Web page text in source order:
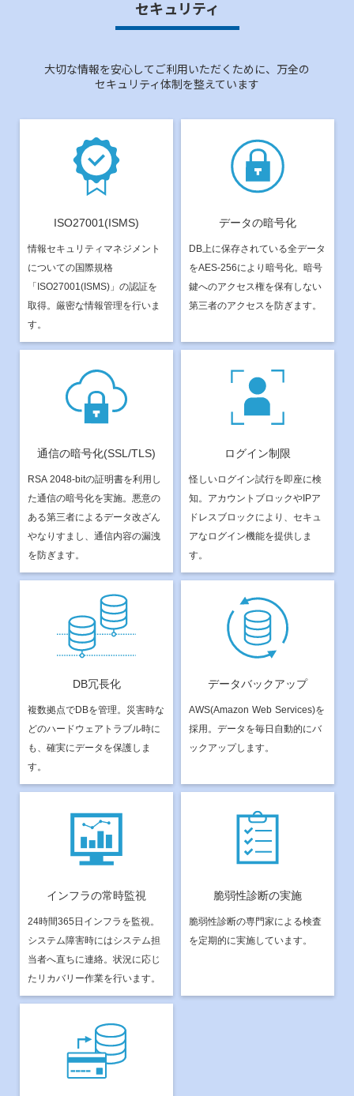
セキュリティ
大切な情報を安心してご利用いただくために、万全の
セキュリティ体制を整えています
ISO27001(ISMS)
情報セキュリティマネジメント
についての国際規格
「ISO27001(ISMS)」の認証を
取得。厳密な情報管理を行いま
す。
データの暗号化
DB上に保存されている全データ
をAES-256により暗号化。暗号
鍵へのアクセス権を保有しない
第三者のアクセスを防ぎます。
通信の暗号化(SSL/TLS)
RSA 2048-bitの証明書を利用し
た通信の暗号化を実施。悪意の
ある第三者によるデータ改ざん
やなりすまし、通信内容の漏洩
を防ぎます。
ログイン制限
怪しいログイン試行を即座に検
知。アカウントブロックやIPア
ドレスブロックにより、セキュ
アなログイン機能を提供しま
す。
DB冗長化
複数拠点でDBを管理。災害時な
どのハードウェアトラブル時に
も、確実にデータを保護しま
す。
データバックアップ
AWS(Amazon Web Services)を
採用。データを毎日自動的にバ
ックアップします。
インフラの常時監視
24時間365日インフラを監視。
システム障害時にはシステム担
当者へ直ちに連絡。状況に応じ
たリカバリー作業を行います。
脆弱性診断の実施
脆弱性診断の専門家による検査
を定期的に実施しています。